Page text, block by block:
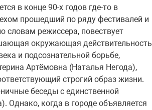
в конце 90-х годов где-то в
прошедший по ряду фестивалей и
словам режиссера, повествует
окружающая действительность
и подсознательной борьбе,
Артёмовна (Наталья Негода),
строгий образ жизни.
беседы с единственной
Однако, когда в городе объявляется